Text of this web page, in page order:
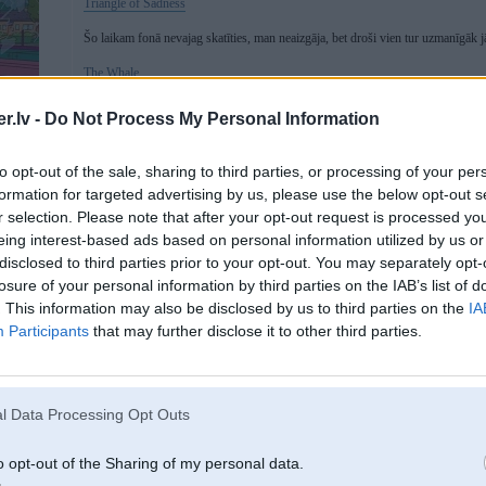
- Do Not Process My Personal Information
opt-out of the sale, sharing to third parties, or processing of your
for targeted advertising by us, please use the below opt-out
selection. Please note that after your opt-out request is processed
interest-based ads based on personal information utilized by us
to third parties prior to your opt-out. You may separately
of your personal information by third parties on the IAB’s list of
This information may also be disclosed by us to third parties on the
Participants that may further disclose it to other third parties.
Data Processing Opt Outs
opt-out of the Sharing of my personal data.
C5X
Triangle of Sadness
Šo laikam fonā nevajag skatīties, man neaizgāja, bet droši vien tur uzmanīgāk
The Whale
Manuprāt pelnīti saņēma Oskaru.
[ Šo ziņu laboja Deivid, 05 Oct 2023, 19:32:56 ]
05. Oct 2023, 20:23
Reptile
07. Dec 2023, 19:17